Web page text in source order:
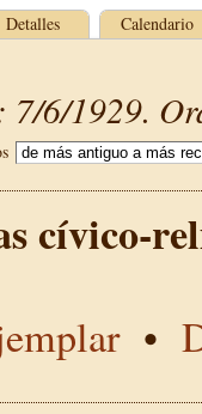
Detalles Calendario
6/1929.
cívico-
•